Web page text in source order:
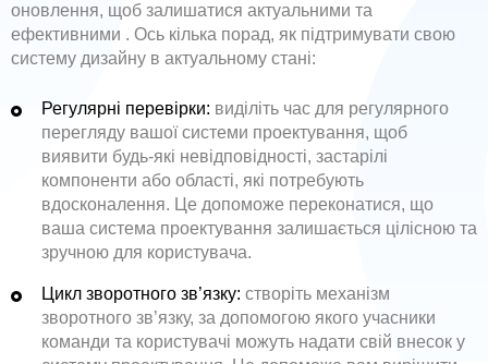
оновлення, щоб залишатися актуальними та
ефективними . Ось кілька порад, як підтримувати свою
систему дизайну в актуальному стані:
Регулярні перевірки: виділіть час для регулярного
перегляду вашої системи проектування, щоб
виявити будь-які невідповідності, застарілі
компоненти або області, які потребують
вдосконалення. Це допоможе переконатися, що
ваша система проектування залишається цілісною та
зручною для користувача.
Цикл зворотного зв’язку: створіть механізм
зворотного зв’язку, за допомогою якого учасники
команди та користувачі можуть надати свій внесок у